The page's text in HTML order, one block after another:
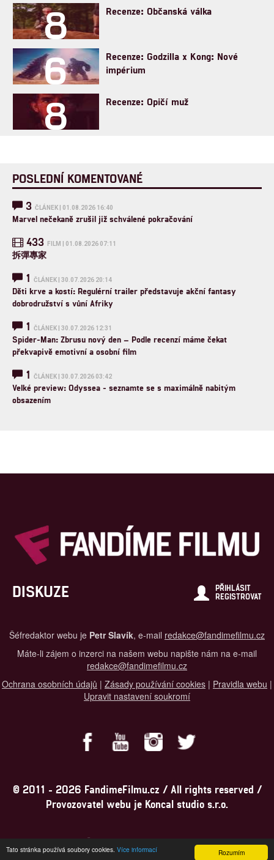
Rozumím
Tato stránka používá soubory cookies. Více informací
8 Recenze: Občanská válka
6
Recenze: Godzilla x Kong: Nové
impérium
8 Recenze: Opičí muž
POSLEDNÍ KOMENTOVANÉ
3 ČLÁNEK | 01.08.2026 16:40
Marvel nečekaně zrušil již schválené pokračování
433 FILM | 01.08.2026 07:11
拆彈專家
1 ČLÁNEK | 30.07.2026 20:14
Děti krve a kostí: Regulérní trailer představuje akční fantasy
dobrodružství s vůní Afriky
1 ČLÁNEK | 30.07.2026 12:31
Spider-Man: Zbrusu nový den – Podle recenzí máme čekat
překvapivě emotivní a osobní film
1 ČLÁNEK | 30.07.2026 03:42
Velké preview: Odyssea - seznamte se s maximálně nabitým
obsazením
PŘIHLÁSIT
REGISTROVAT
DISKUZE
Šéfredaktor webu je Petr Slavík, e-mail redakce@fandimefilmu.cz
Máte-li zájem o inzerci na našem webu napište nám na e-mail
redakce@fandimefilmu.cz
Ochrana osobních údajů | Zásady používání cookies | Pravidla webu |
Upravit nastavení soukromí
© 2011 - 2026 FandimeFilmu.cz / All rights reserved /
Provozovatel webu je Koncal studio s.r.o.
Koncal studio s.r.o., IČO: 03604071, Lýskova 2073/57, Stodůlky, 155
00, Praha 5